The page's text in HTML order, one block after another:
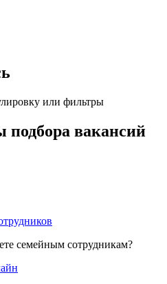
или фильтры
вакансий
семейным сотрудникам?